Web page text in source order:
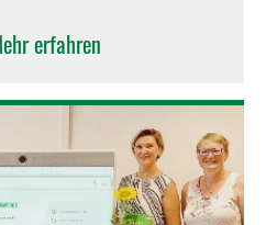
erfahren